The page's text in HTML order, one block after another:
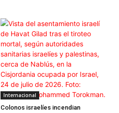
Internacional
Colonos israelíes incendian